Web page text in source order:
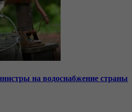
на водоснабжение страны